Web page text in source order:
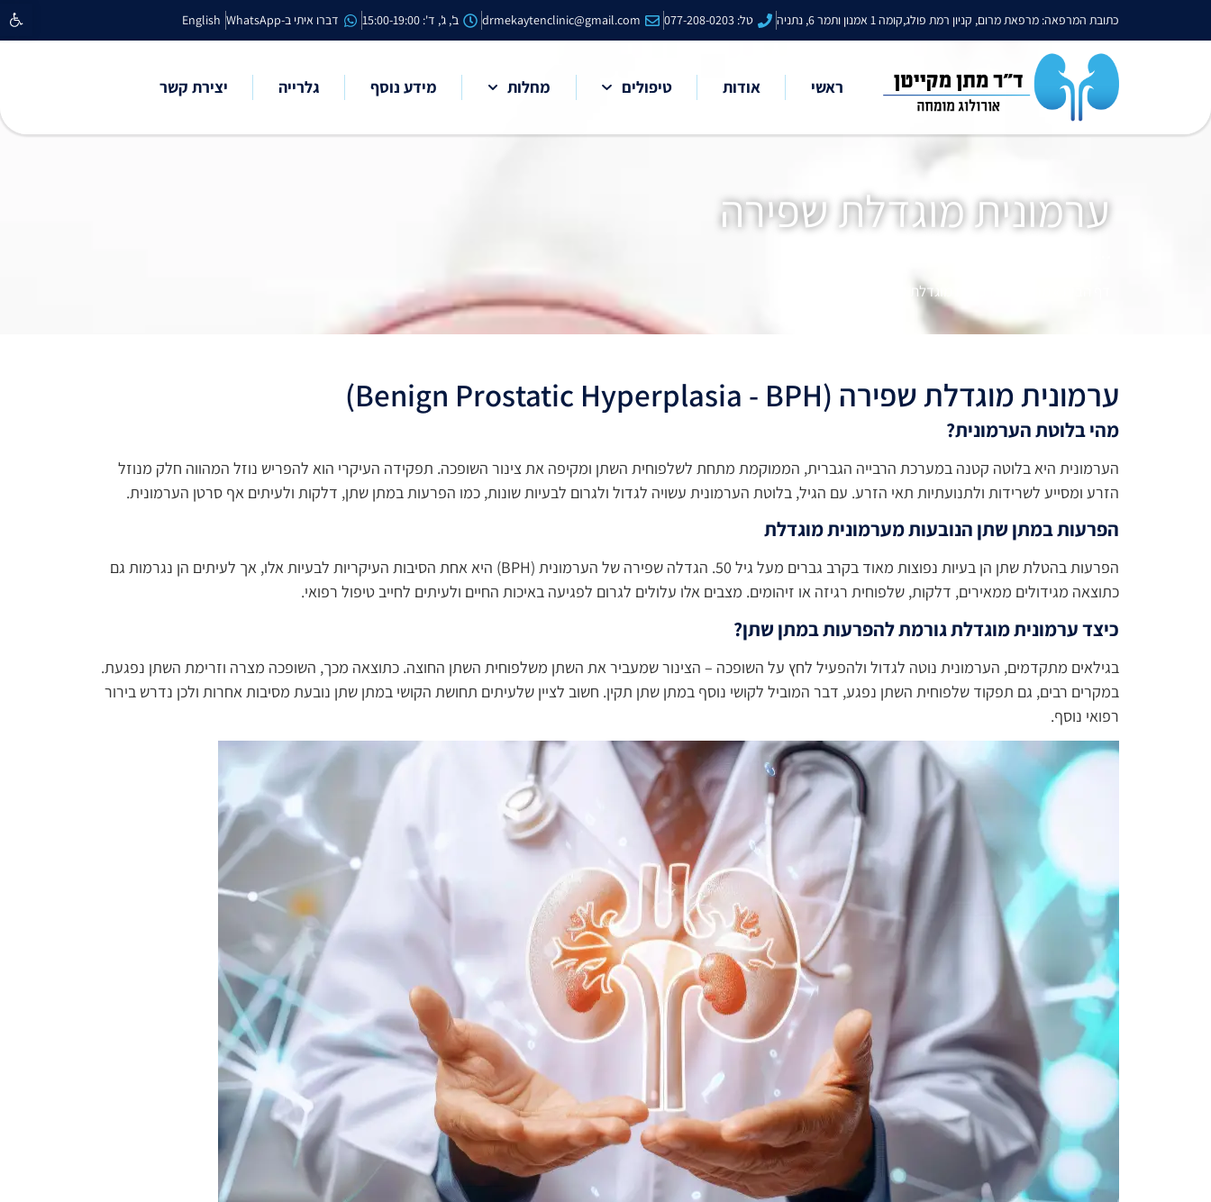
פתח כתובת המרפאה: מרפאת מרום, קניון רמת פולג,קומה 1 אמנון ותמר 6, נתניה טל: 077-208-0203 drmekaytenclinic@gmail.com ב', ג', ד': 15:00-19:00 דברו איתי ב-WhatsApp English
ראשי אודות טיפולים מחלות מידע נוסף גלרייה יצירת קשר
ערמונית מוגדלת שפירה
ערמונית מוגדלת שפירה
ערמונית מוגדלת שפירה (Benign Prostatic Hyperplasia - BPH)
מהי בלוטת הערמונית?
הערמונית היא בלוטה קטנה במערכת הרבייה הגברית, הממוקמת מתחת לשלפוחית השתן ומקיפה את צינור השופכה. תפקידה העיקרי הוא להפריש נוזל המהווה חלק מנוזל
הזרע ומסייע לשרידות ולתנועתיות תאי הזרע. עם הגיל, בלוטת הערמונית עשויה לגדול ולגרום לבעיות שונות, כמו הפרעות במתן שתן, דלקות ולעיתים אף סרטן הערמונית.
הפרעות במתן שתן הנובעות מערמונית מוגדלת
הפרעות בהטלת שתן הן בעיות נפוצות מאוד בקרב גברים מעל גיל 50. הגדלה שפירה של הערמונית (BPH) היא אחת הסיבות העיקריות לבעיות אלו, אך לעיתים הן נגרמות גם
כתוצאה מגידולים ממאירים, דלקות, שלפוחית רגיזה או זיהומים. מצבים אלו עלולים לגרום לפגיעה באיכות החיים ולעיתים לחייב טיפול רפואי.
כיצד ערמונית מוגדלת גורמת להפרעות במתן שתן?
בגילאים מתקדמים, הערמונית נוטה לגדול ולהפעיל לחץ על השופכה – הצינור שמעביר את השתן משלפוחית השתן החוצה. כתוצאה מכך, השופכה מצרה וזרימת השתן נפגעת.
במקרים רבים, גם תפקוד שלפוחית השתן נפגע, דבר המוביל לקושי נוסף במתן שתן תקין. חשוב לציין שלעיתים תחושת הקושי במתן שתן נובעת מסיבות אחרות ולכן נדרש בירור
רפואי נוסף.